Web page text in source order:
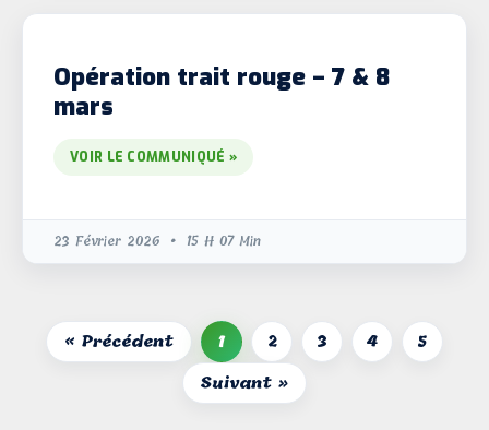
Opération trait rouge – 7 & 8
mars
VOIR LE COMMUNIQUÉ »
23 Février 2026 15 H 07 Min
« Précédent 1 2 3 4
5
Suivant »